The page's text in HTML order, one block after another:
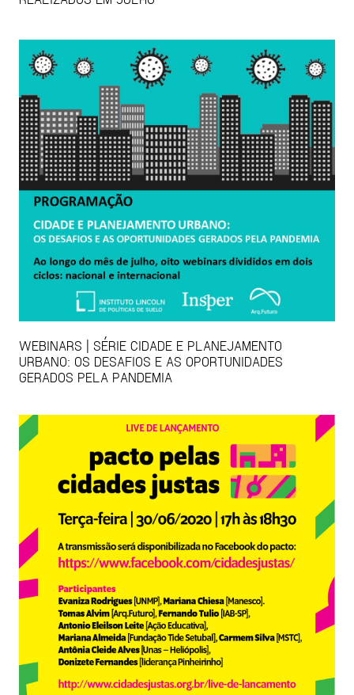
WEBINARS | SÉRIE CIDADE E PLANEJAMENTO
URBANO: OS DESAFIOS E AS OPORTUNIDADES
GERADOS PELA PANDEMIA